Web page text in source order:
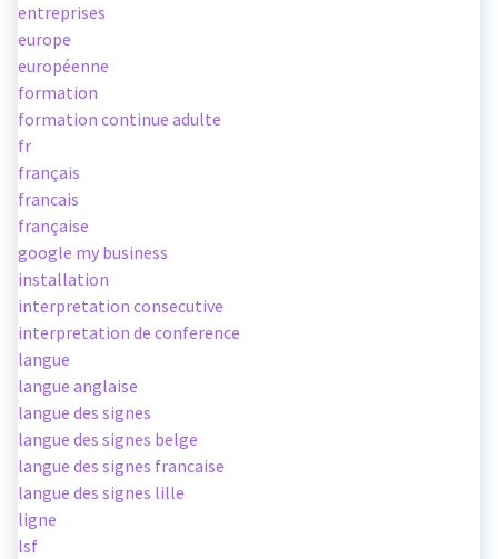
entreprises
europe
européenne
formation
formation continue adulte
fr
français
francais
française
google my business
installation
interpretation consecutive
interpretation de conference
langue
langue anglaise
langue des signes
langue des signes belge
langue des signes francaise
langue des signes lille
ligne
lsf